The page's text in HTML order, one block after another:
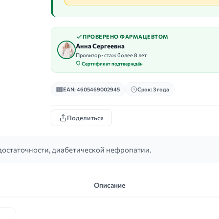
ПРОВЕРЕНО ФАРМАЦЕВТОМ
Анна Сергеевна
Провизор · стаж более 8 лет
Сертификат подтверждён
EAN: 4605469002945 Срок: 3 года
Поделиться
диабетической нефропатии.
Описание